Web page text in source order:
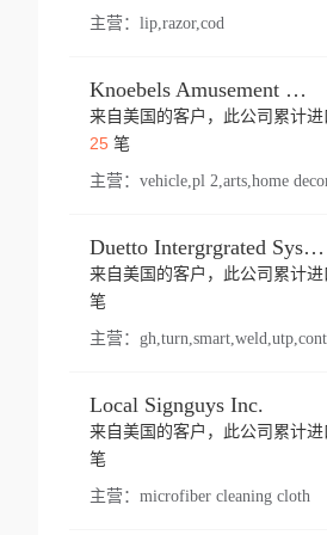
主营： lip,razor,cod
Knoebels Amusement Resort
来自美国的客户，此公司累计进
25笔
主营：
Duetto Intergrgrated Systems Inc.
来自美国的客户，此公司累计进
笔
主营：
Local Signguys Inc.
来自美国的客户，此公司累计进
笔
主营： microfiber cleaning cloth